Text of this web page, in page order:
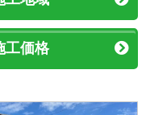
工価格